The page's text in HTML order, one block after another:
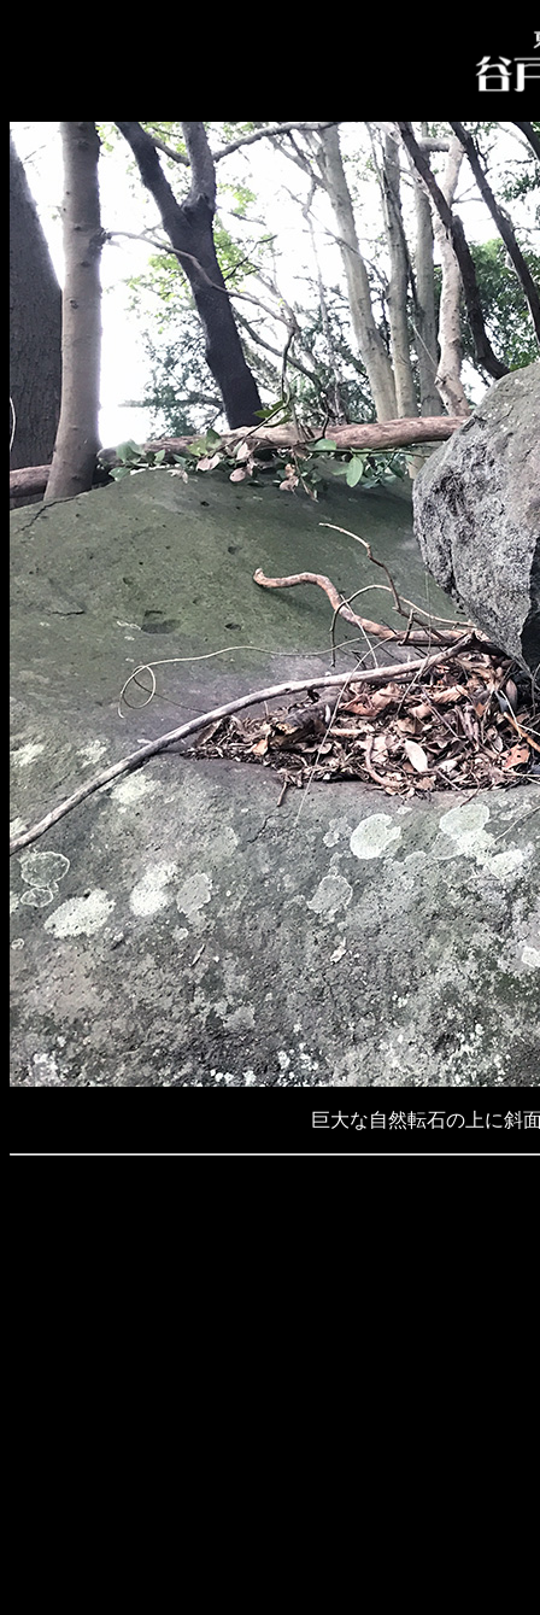
巨大な自然転石の上に斜